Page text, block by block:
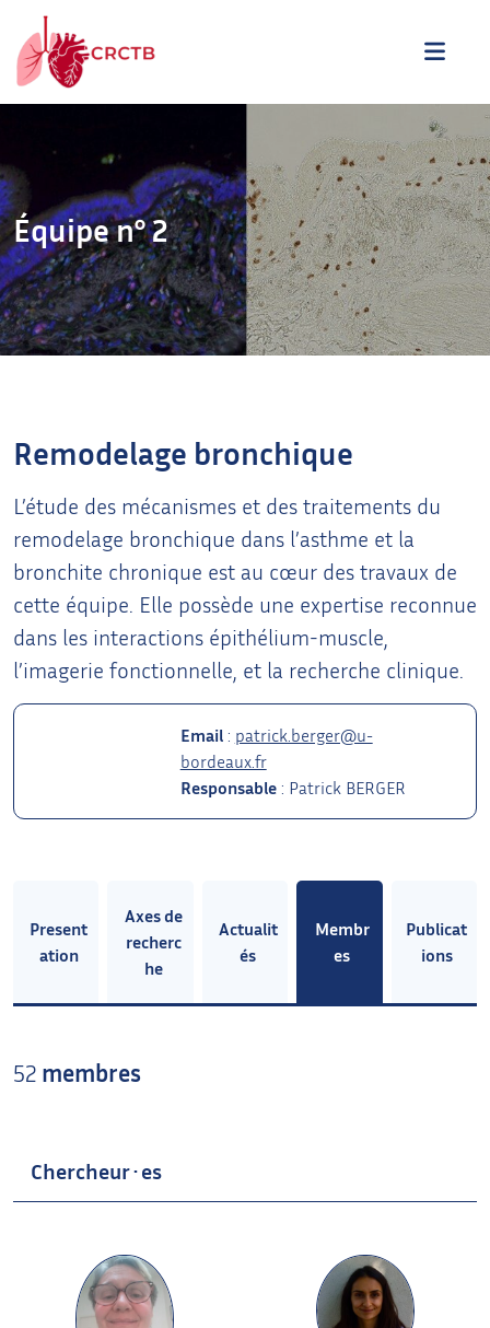
Aller au contenu
Équipe n° 2
Remodelage bronchique
L’étude des mécanismes et des traitements du
remodelage bronchique dans l’asthme et la
bronchite chronique est au cœur des travaux de
cette équipe. Elle possède une expertise reconnue
dans les interactions épithélium-muscle,
l’imagerie fonctionnelle, et la recherche clinique.
Email: patrick.berger@u-
bordeaux.fr
Responsable: Patrick BERGER
Present
ation
Axes de
recherc
he
Actualit
és
Membr
es
Publicat
ions
52 membres
Chercheur·es